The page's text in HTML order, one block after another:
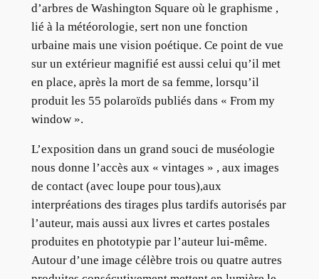
d’arbres de Washington Square où le graphisme ,
lié à la météorologie, sert non une fonction
urbaine mais une vision poétique. Ce point de vue
sur un extérieur magnifié est aussi celui qu’il met
en place, après la mort de sa femme, lorsqu’il
produit les 55 polaroïds publiés dans « From my
window ».
L’exposition dans un grand souci de muséologie
nous donne l’accès aux « vintages » , aux images
de contact (avec loupe pour tous),aux
interpréations des tirages plus tardifs autorisés par
l’auteur, mais aussi aux livres et cartes postales
produites en phototypie par l’auteur lui-même.
Autour d’une image célèbre trois ou quatre autres